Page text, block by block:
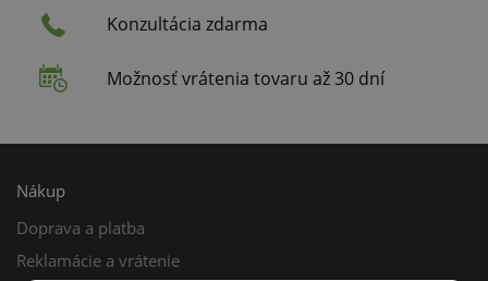
Konzultácia zdarma
Možnosť vrátenia tovaru až 30 dní
Nákup
Doprava a platba
Reklamácie a vrátenie